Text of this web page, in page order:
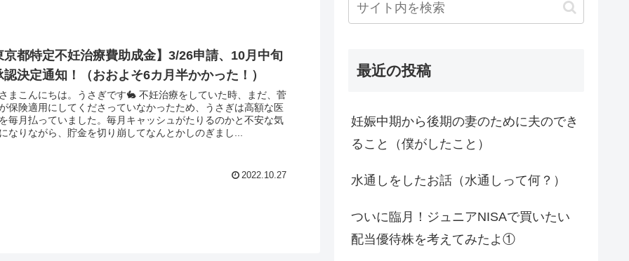
京都特定不妊治療費助成金】3/26申請、10月中旬
認決定通知！（おおよそ6カ月半かかった！）
まこんにちは。うさぎです🐇 不妊治療をしていた時、まだ、菅
保険適用にしてくださっていなかったため、うさぎは高額な医
毎月払っていました。毎月キャッシュがたりるのかと不安な気
なりながら、貯金を切り崩してなんとかしのぎまし...
2022.10.27
最近の投稿
妊娠中期から後期の妻のために夫のでき
ること（僕がしたこと）
水通しをしたお話（水通しって何？）
ついに臨月！ジュニアNISAで買いたい
配当優待株を考えてみたよ①